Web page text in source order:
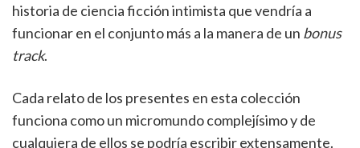
historia de ciencia ficción intimista que vendría a
funcionar en el conjunto más a la manera de un bonus
track.
Cada relato de los presentes en esta colección
funciona como un micromundo complejísimo y de
cualquiera de ellos se podría escribir extensamente.